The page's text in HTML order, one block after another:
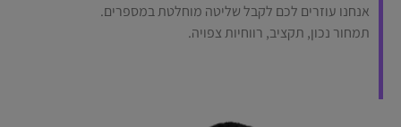
אנחנו עוזרים לכם לקבל שליטה מוחלטת במספרים.
תמחור נכון, תקציב, רווחיות צפויה.